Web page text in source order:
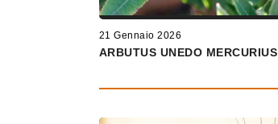
21 Gennaio 2026
ARBUTUS UNEDO MERCURIUS